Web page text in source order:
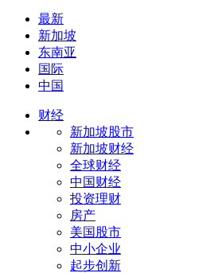
最新
新加坡
东南亚
国际
中国
财经
新加坡股市
新加坡财经
全球财经
中国财经
投资理财
房产
美国股市
中小企业
起步创新